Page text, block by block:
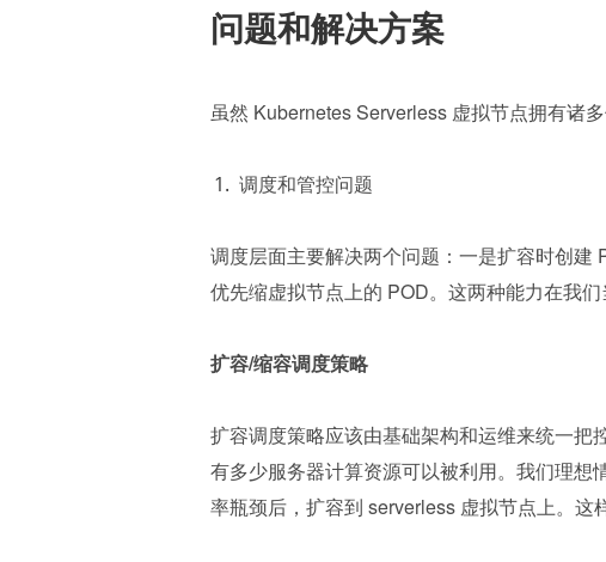
问题和解决方案
虽然 Kubernetes Serverless 虚拟节点拥有诸
调度和管控问题
调度层面主要解决两个问题：一是扩容时创
优先缩虚拟节点上的 POD。这两种能力在我
扩容/缩容调度策略
扩容调度策略应该由基础架构和运维来统一
有多少服务器计算资源可以被利用。我们理
率瓶颈后，扩容到 serverless 虚拟节点上。这